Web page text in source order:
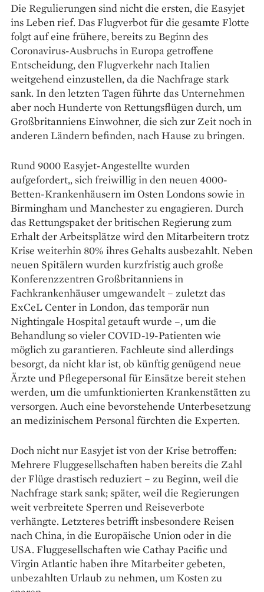
Die Regulierungen sind nicht die ersten, die Easyjet
ins Leben rief. Das Flugverbot für die gesamte Flotte
folgt auf eine frühere, bereits zu Beginn des
Coronavirus-Ausbruchs in Europa getroffene
Entscheidung, den Flugverkehr nach Italien
weitgehend einzustellen, da die Nachfrage stark
sank. In den letzten Tagen führte das Unternehmen
aber noch Hunderte von Rettungsflügen durch, um
Großbritanniens Einwohner, die sich zur Zeit noch in
anderen Ländern befinden, nach Hause zu bringen.
Rund 9000 Easyjet-Angestellte wurden
aufgefordert,, sich freiwillig in den neuen 4000-
Betten-Krankenhäusern im Osten Londons sowie in
Birmingham und Manchester zu engagieren. Durch
das Rettungspaket der britischen Regierung zum
Erhalt der Arbeitsplätze wird den Mitarbeitern trotz
Krise weiterhin 80% ihres Gehalts ausbezahlt. Neben
neuen Spitälern wurden kurzfristig auch große
Konferenzzentren Großbritanniens in
Fachkrankenhäuser umgewandelt – zuletzt das
ExCeL Center in London, das temporär nun
Nightingale Hospital getauft wurde –, um die
Behandlung so vieler COVID-19-Patienten wie
möglich zu garantieren. Fachleute sind allerdings
besorgt, da nicht klar ist, ob künftig genügend neue
Ärzte und Pflegepersonal für Einsätze bereit stehen
werden, um die umfunktionierten Krankenstätten zu
versorgen. Auch eine bevorstehende Unterbesetzung
an medizinischem Personal fürchten die Experten.
Doch nicht nur Easyjet ist von der Krise betroffen:
Mehrere Fluggesellschaften haben bereits die Zahl
der Flüge drastisch reduziert – zu Beginn, weil die
Nachfrage stark sank; später, weil die Regierungen
weit verbreitete Sperren und Reiseverbote
verhängte. Letzteres betrifft insbesondere Reisen
nach China, in die Europäische Union oder in die
USA. Fluggesellschaften wie Cathay Pacific und
Virgin Atlantic haben ihre Mitarbeiter gebeten,
unbezahlten Urlaub zu nehmen, um Kosten zu